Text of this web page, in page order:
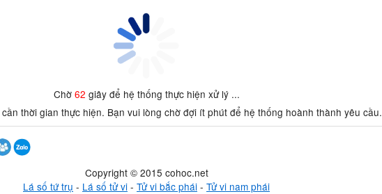
Chờ 62 giây để hệ thống thực hiện xử lý ...
thời gian thực hiện. Bạn vui lòng chờ đợi ít phút để hệ thống hoành thành yêu cầu.
Copyright © 2015 cohoc.net
Lá số tứ trụ - Lá số tử vi - Tử vi bắc phái - Tử vi nam phái